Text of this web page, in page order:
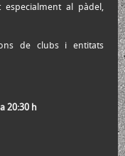
al pàdel,
de clubs i entitats
20:30 h